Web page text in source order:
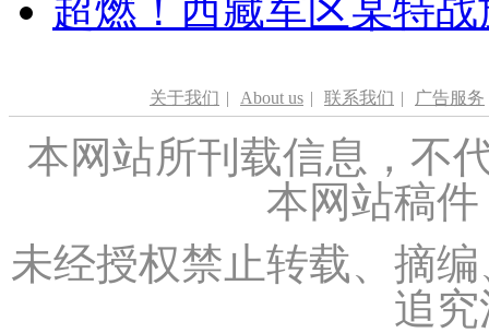
超燃！西藏军区某特
关于我们 | About us | 联系我们 | 广告服务
本网站所刊载信息，不
本网站稿
未经授权禁止转载、摘
追